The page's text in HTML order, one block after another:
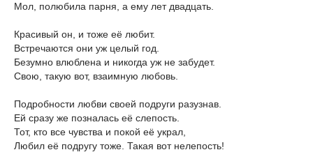
Мол, полюбила парня, а ему лет двадцать.
Красивый он, и тоже её любит.
Встречаются они уж целый год.
Безумно влюблена и никогда уж не забудет.
Свою, такую вот, взаимную любовь.
Подробности любви своей подруги разузнав.
Ей сразу же позналась её слепость.
Тот, кто все чувства и покой её украл,
Любил её подругу тоже. Такая вот нелепость!